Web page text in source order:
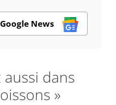
News
dans
»